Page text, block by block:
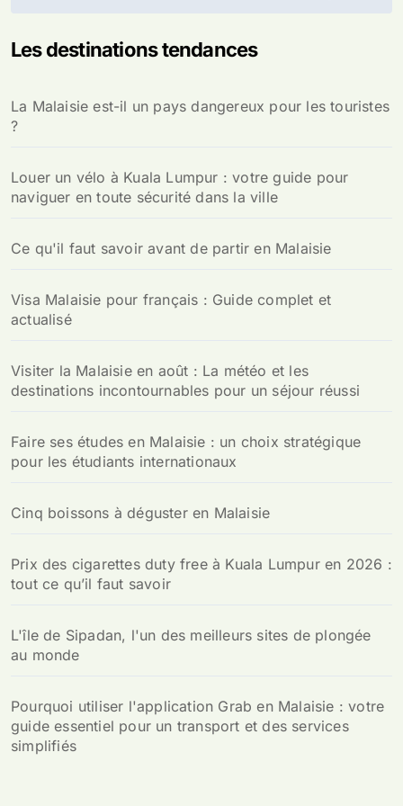
Les destinations tendances
La Malaisie est-il un pays dangereux pour les touristes
?
Louer un vélo à Kuala Lumpur : votre guide pour
naviguer en toute sécurité dans la ville
Ce qu'il faut savoir avant de partir en Malaisie
Visa Malaisie pour français : Guide complet et
actualisé
Visiter la Malaisie en août : La météo et les
destinations incontournables pour un séjour réussi
Faire ses études en Malaisie : un choix stratégique
pour les étudiants internationaux
Cinq boissons à déguster en Malaisie
Prix des cigarettes duty free à Kuala Lumpur en 2026 :
tout ce qu’il faut savoir
L'île de Sipadan, l'un des meilleurs sites de plongée
au monde
Pourquoi utiliser l'application Grab en Malaisie : votre
guide essentiel pour un transport et des services
simplifiés